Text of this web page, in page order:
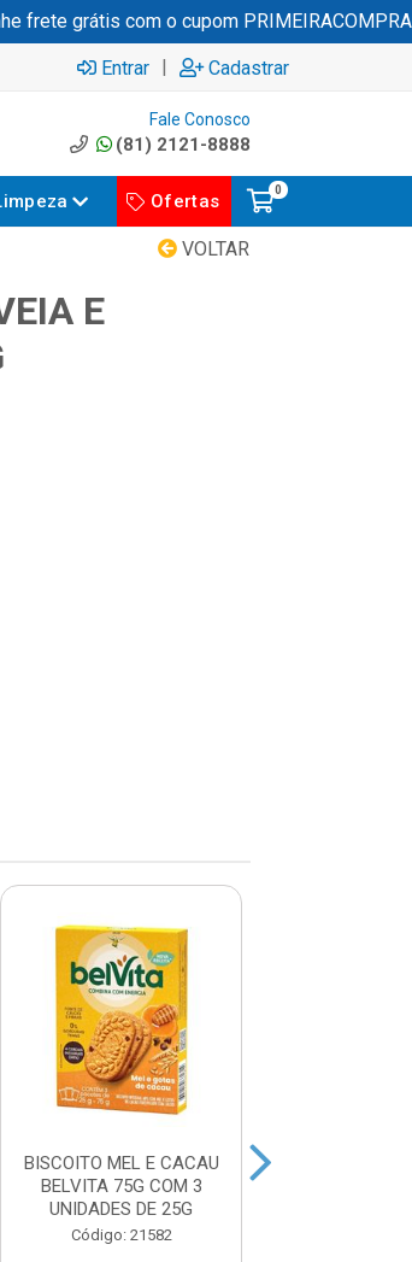
grátis com o cupom PRIMEIRACOMPRA
Entrar | Cadastrar
Fale Conosco
(81) 2121-8888
Ofertas
0
VOLTAR
E
BISCOITO MEL E CACAU
BELVITA 75G COM 3
UNIDADES DE 25G
Código: 21582